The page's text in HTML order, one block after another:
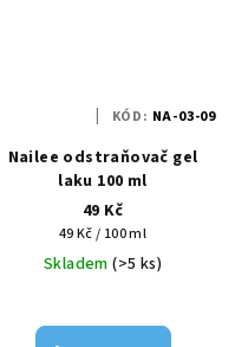
Nailee odstraňovač gel
laku 100 ml
49 Kč
Měrná
cena:
49 Kč / 100 ml
Skladem(>5 ks)
KÓD: NA-03-09